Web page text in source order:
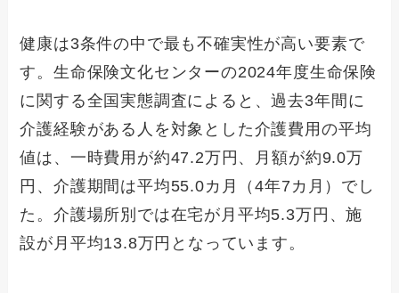
健康は3条件の中で最も不確実性が高い要素で
す。生命保険文化センターの2024年度生命保険
に関する全国実態調査によると、過去3年間に
介護経験がある人を対象とした介護費用の平均
値は、一時費用が約47.2万円、月額が約9.0万
円、介護期間は平均55.0カ月（4年7カ月）でし
た。介護場所別では在宅が月平均5.3万円、施
設が月平均13.8万円となっています。